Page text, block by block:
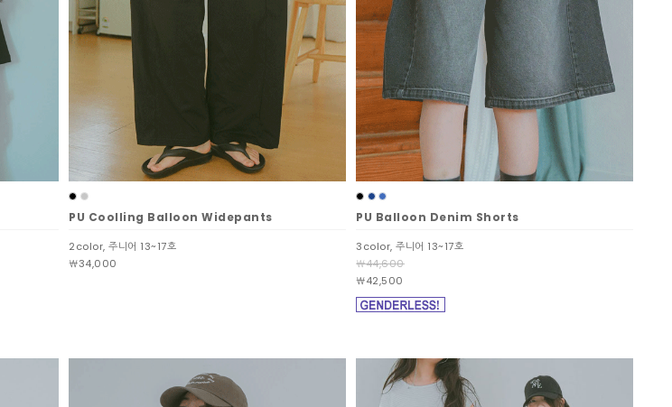
PU Coolling Balloon Widepants
2color, 주니어 13~17호
￦34,000
PU Balloon Denim Shorts
3color, 주니어 13~17호
￦44,600
￦42,500